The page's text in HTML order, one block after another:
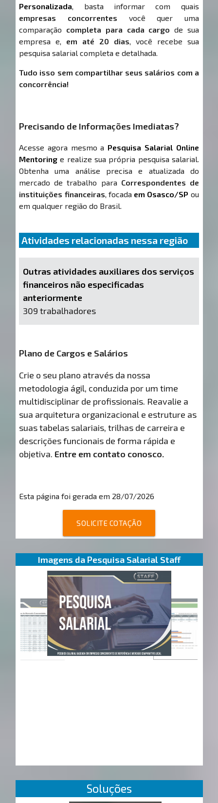
Personalizada, basta informar com quais
empresas concorrentes você quer uma
comparação completa para cada cargo de sua
empresa e, em até 20 dias, você recebe sua
pesquisa salarial completa e detalhada.
Tudo isso sem compartilhar seus salários com a
concorrência!
Precisando de Informações Imediatas?
Acesse agora mesmo a Pesquisa Salarial Online
Mentoring e realize sua própria pesquisa salarial.
Obtenha uma análise precisa e atualizada do
mercado de trabalho para Correspondentes de
instituições financeiras, focada em Osasco/SP ou
em qualquer região do Brasil.
Atividades relacionadas nessa região
Outras atividades auxiliares dos serviços
financeiros não especificadas
anteriormente
309 trabalhadores
Plano de Cargos e Salários
Crie o seu plano através da nossa
metodologia ágil, conduzida por um time
multidisciplinar de profissionais. Reavalie a
sua arquitetura organizacional e estruture as
suas tabelas salariais, trilhas de carreira e
descrições funcionais de forma rápida e
objetiva. Entre em contato conosco.
Esta página foi gerada em 28/07/2026
SOLICITE COTAÇÃO
Imagens da Pesquisa Salarial Staff
Soluções